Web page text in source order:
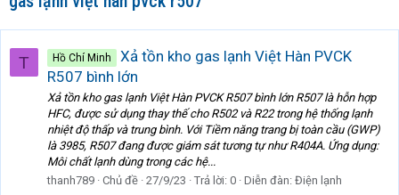
T Hồ Chí Minh
Xả tồn kho gas lạnh Việt Hàn PVCK
R507 bình lớn
Xả tồn kho gas lạnh Việt Hàn PVCK R507 bình lớn R507 là hỗn hợp
HFC, được sử dụng thay thế cho R502 và R22 trong hệ thống lạnh
nhiệt độ thấp và trung bình. Với Tiềm năng trang bị toàn cầu (GWP)
là 3985, R507 đang được giám sát tương tự như R404A. Ứng dụng:
Môi chất lạnh dùng trong các hệ...
thanh789 Chủ đề 27/9/23 Trả lời: 0 Diễn đàn: Điện lạnh